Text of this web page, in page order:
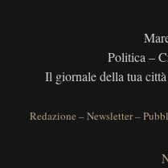
Politica –
Il giornale della tua
Redazione –Newsletter–